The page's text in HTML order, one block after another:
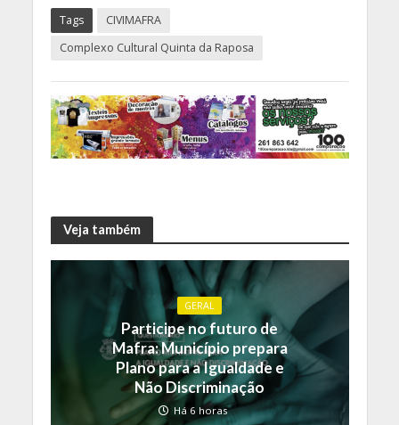
Tags
CIVIMAFRA
Complexo Cultural Quinta da Raposa
Veja também
GERAL
Participe no futuro de
Mafra: Município prepara
Plano para a Igualdade e
Não Discriminação
Há 6 horas